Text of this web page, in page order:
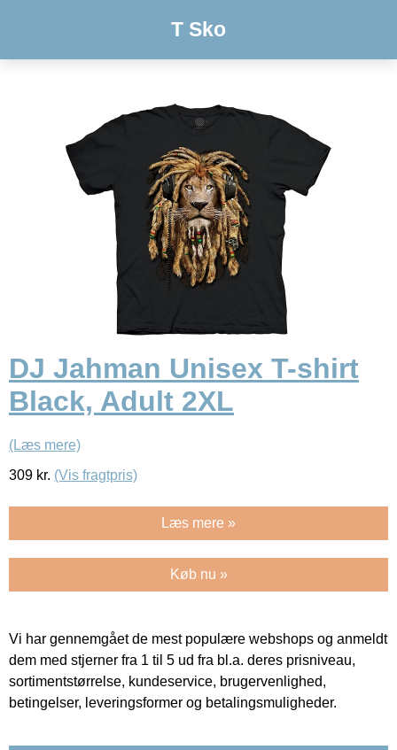
T Sko
DJ Jahman Unisex T-shirt
Black, Adult 2XL
(Læs mere)
309 kr. (Vis fragtpris)
Læs mere »
Køb nu »
Vi har gennemgået de mest populære webshops og anmeldt
dem med stjerner fra 1 til 5 ud fra bl.a. deres prisniveau,
sortimentstørrelse, kundeservice, brugervenlighed,
betingelser, leveringsformer og betalingsmuligheder.